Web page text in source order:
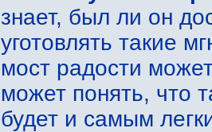
знает, был ли он
уготовлять такие
мост радости
может понять, что
будет и самым